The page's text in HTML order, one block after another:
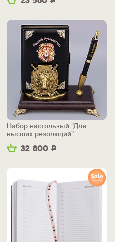
32 800 Р
Набор настольный "Для
высших резолюций"